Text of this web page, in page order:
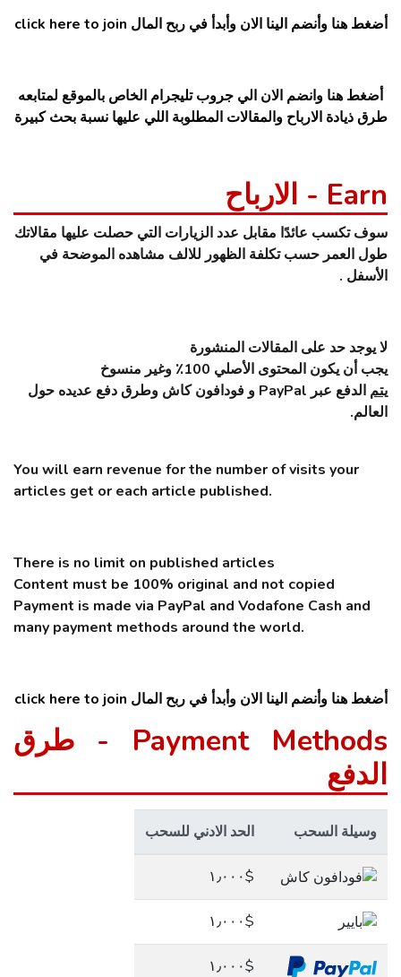
أضغط هنا وأنضم الينا الان وأبدأ في ربح المال click here to join
أضغط هنا وانضم الان الي جروب تليجرام الخاص بالموقع لمتابعه
طرق ذيادة الارباح والمقالات المطلوبة اللي عليها نسبة بحث كبيرة
Earn - الارباح
سوف تكسب عائدًا مقابل عدد الزيارات التي حصلت عليها مقالاتك
طول العمر حسب تكلفة الظهور للالف مشاهده الموضحة في
الأسفل .
لا يوجد حد على المقالات المنشورة
يجب أن يكون المحتوى الأصلي 100٪ وغير منسوخ
يتم
الدفع عبر PayPal و فودافون كاش وطرق دفع عديده حول
العالم.
You will earn revenue for the number of visits your
articles get or each article published.
There is no limit on published articles
Content must be 100% original and not copied
Payment is made via PayPal and Vodafone Cash and
many payment methods around the world.
أضغط هنا وأنضم الينا الان وأبدأ في ربح المال click here to join
Payment Methods - طرق
الدفع
وسيلة السحب الحد الادني للسحب
$١٫٠٠٠
$١٫٠٠٠
$١٫٠٠٠